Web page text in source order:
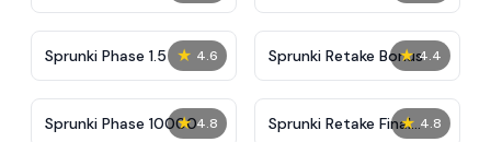
★ 4.6
Sprunki Phase 1.5 ★ 4.4
Sprunki Retake Bonus
★ 4.8
Sprunki Phase 10000 ★ 4.8
Sprunki Retake Final